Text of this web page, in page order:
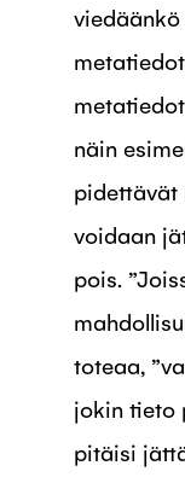
näin
voidaan
pois.
toteaa,
jokin tieto
pitäisi